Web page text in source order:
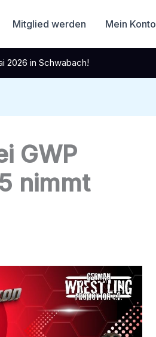
Mitglied werden Mein Konto
2026 in Schwabach!
GWP
nimmt